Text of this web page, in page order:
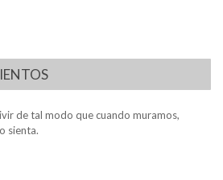
de tal modo que cuando muramos,
sienta.